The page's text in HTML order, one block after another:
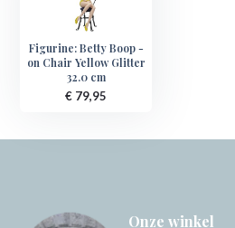
Figurine: Betty Boop -
on Chair Yellow Glitter
32.0 cm
€ 79,95
Onze winkel